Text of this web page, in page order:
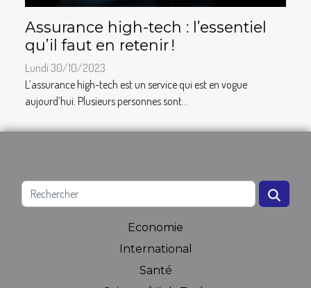
Assurance high-tech : l’essentiel
qu’il faut en retenir !
Lundi 30/10/2023
L’assurance high-tech est un service qui est en vogue
aujourd’hui. Plusieurs personnes sont...
Economie
International
Santé